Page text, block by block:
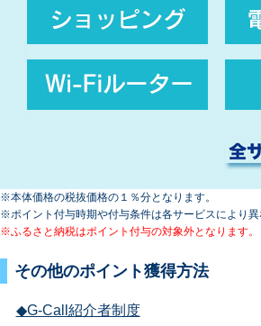
※本体価格の税抜価格の１％分となります。
※ポイント付与時期や付与条件は各サービスにより異
※ふるさと納税はポイント付与の対象外となります。
その他のポイント獲得方法
◆G-Call紹介者制度